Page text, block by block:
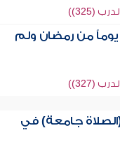
(325))
من رمضان ولم
(327))
جامعة) في